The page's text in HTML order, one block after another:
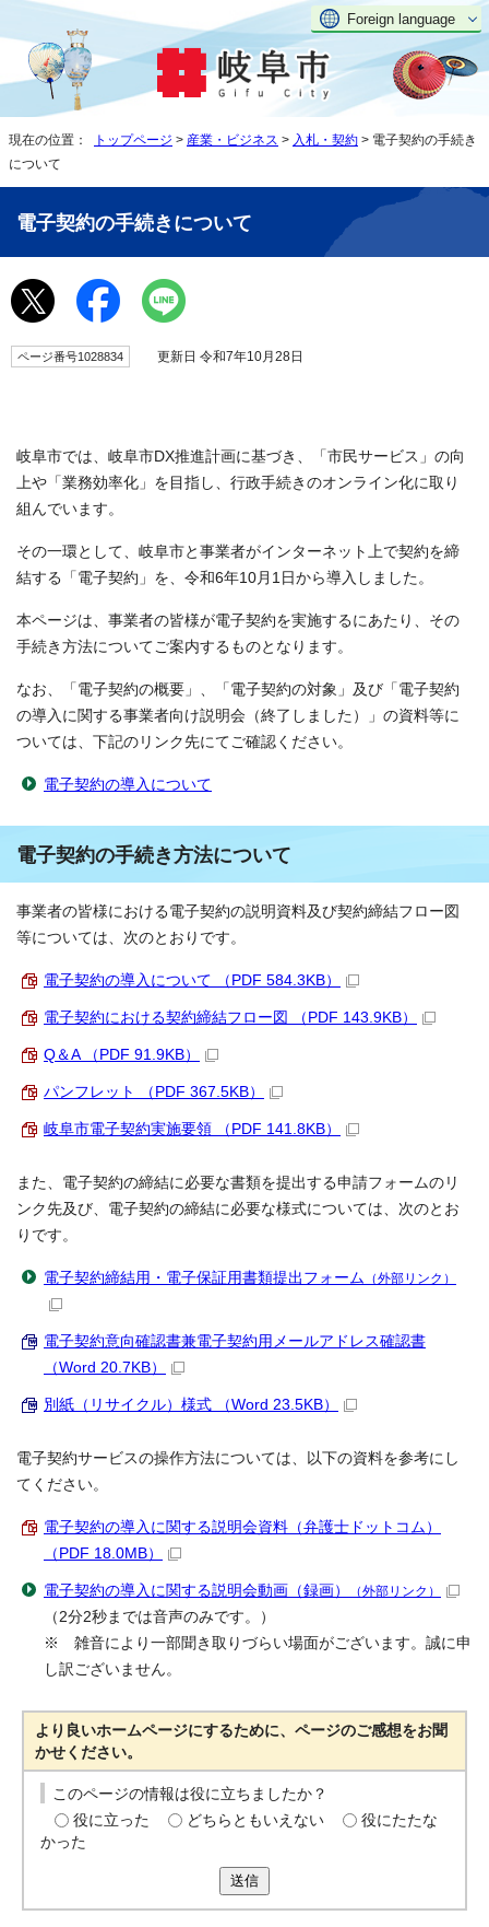
Foreign language
現在の位置： トップページ > 産業・ビジネス > 入札・契約 > 電子契約の手続き
について
電子契約の手続きについて
ページ番号1028834 更新日 令和7年10月28日
岐阜市では、岐阜市DX推進計画に基づき、「市民サービス」の向
上や「業務効率化」を目指し、行政手続きのオンライン化に取り
組んでいます。
その一環として、岐阜市と事業者がインターネット上で契約を締
結する「電子契約」を、令和6年10月1日から導入しました。
本ページは、事業者の皆様が電子契約を実施するにあたり、その
手続き方法についてご案内するものとなります。
なお、「電子契約の概要」、「電子契約の対象」及び「電子契約
の導入に関する事業者向け説明会（終了しました）」の資料等に
ついては、下記のリンク先にてご確認ください。
電子契約の導入について
電子契約の手続き方法について
事業者の皆様における電子契約の説明資料及び契約締結フロー図
等については、次のとおりです。
電子契約の導入について （PDF 584.3KB）
電子契約における契約締結フロー図 （PDF 143.9KB）
Q＆A （PDF 91.9KB）
パンフレット （PDF 367.5KB）
岐阜市電子契約実施要領 （PDF 141.8KB）
また、電子契約の締結に必要な書類を提出する申請フォームのリ
ンク先及び、電子契約の締結に必要な様式については、次のとお
りです。
電子契約締結用・電子保証用書類提出フォーム （外部リンク）
電子契約意向確認書兼電子契約用メールアドレス確認書
（Word 20.7KB）
別紙（リサイクル）様式 （Word 23.5KB）
電子契約サービスの操作方法については、以下の資料を参考にし
てください。
電子契約の導入に関する説明会資料（弁護士ドットコム）
（PDF 18.0MB）
電子契約の導入に関する説明会動画（録画） （外部リンク）
（2分2秒までは音声のみです。）
※ 雑音により一部聞き取りづらい場面がございます。誠に申
し訳ございません。
より良いホームページにするために、ページのご感想をお聞
かせください。
このページの情報は役に立ちましたか？
役に立った
どちらともいえない
役にたたな
かった
送信